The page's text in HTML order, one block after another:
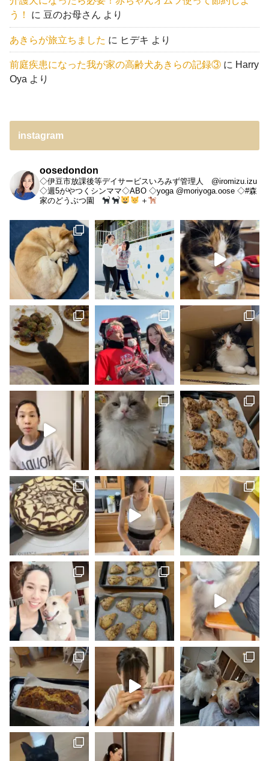
う！
に 豆のお母さん より
あきらが旅立ちました に ヒデキ より
前庭疾患になった我が家の高齢犬あきらの記録③ に Harry
Oya より
instagram
oosedondon
◇伊豆市放課後等デイサービスいろみず管理人 @iromizu.izu
◇週5がやつくシンママ◇ABO ◇yoga @moriyoga.oose ◇#森
家のどうぶつ園
＋